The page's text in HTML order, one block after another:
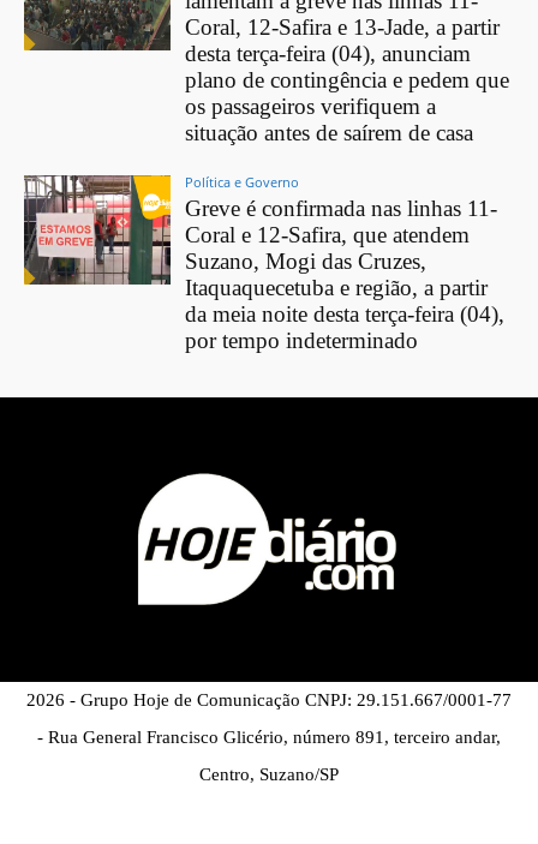
Coral, 12-Safira e 13-Jade, a partir
desta terça-feira (04), anunciam
plano de contingência e pedem que
os passageiros verifiquem a
situação antes de saírem de casa
Política e Governo
Greve é confirmada nas linhas 11-
Coral e 12-Safira, que atendem
Suzano, Mogi das Cruzes,
Itaquaquecetuba e região, a partir
da meia noite desta terça-feira (04),
por tempo indeterminado
2026 - Grupo Hoje de Comunicação CNPJ: 29.151.667/0001-77
- Rua General Francisco Glicério, número 891, terceiro andar,
Centro, Suzano/SP